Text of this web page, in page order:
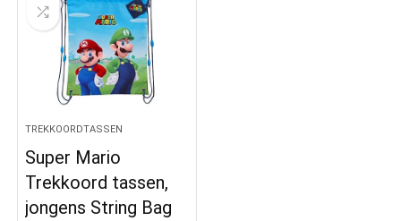
TREKKOORDTASSEN
Super Mario
Trekkoord tassen,
jongens String Bag